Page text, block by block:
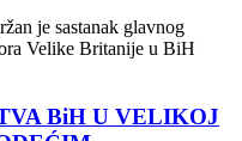
je sastanak glavnog
Velike Britanije u BiH
BiH U VELIKOJ